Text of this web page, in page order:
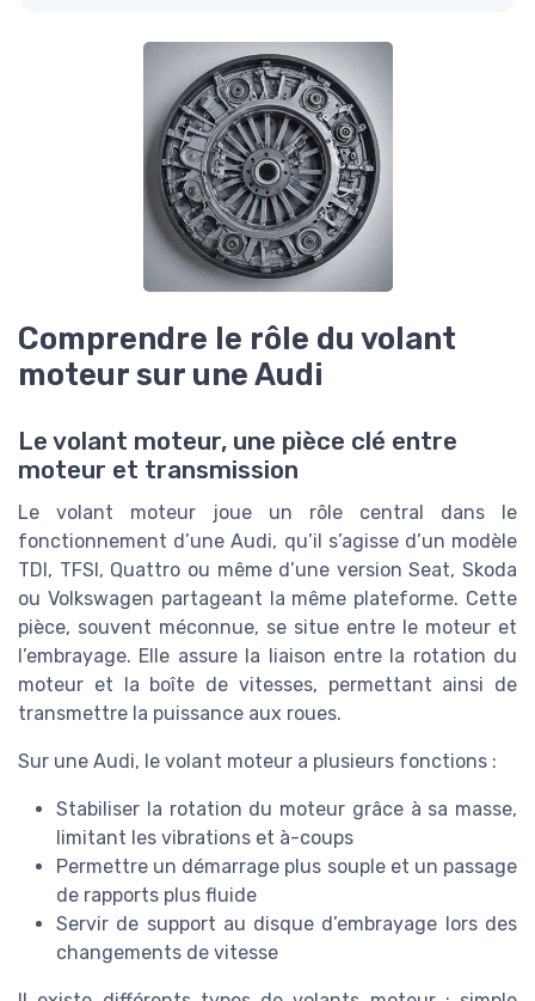
Comprendre le rôle du volant
moteur sur une Audi
Le volant moteur, une pièce clé entre
moteur et transmission
Le volant moteur joue un rôle central dans le
fonctionnement d’une Audi, qu’il s’agisse d’un modèle
TDI, TFSI, Quattro ou même d’une version Seat, Skoda
ou Volkswagen partageant la même plateforme. Cette
pièce, souvent méconnue, se situe entre le moteur et
l’embrayage. Elle assure la liaison entre la rotation du
moteur et la boîte de vitesses, permettant ainsi de
transmettre la puissance aux roues.
Sur une Audi, le volant moteur a plusieurs fonctions :
Stabiliser la rotation du moteur grâce à sa masse,
limitant les vibrations et à-coups
Permettre un démarrage plus souple et un passage
de rapports plus fluide
Servir de support au disque d’embrayage lors des
changements de vitesse